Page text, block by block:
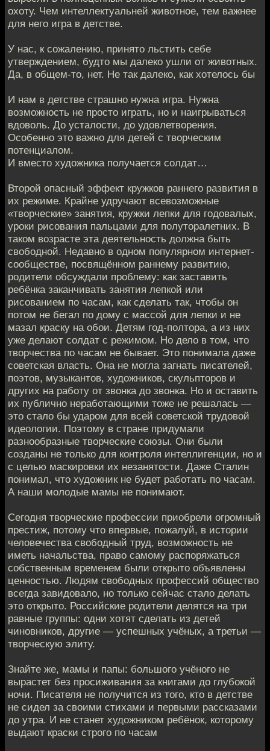
охоту. Чем интеллектуальней животное, тем важнее
для него игра в детстве.
У нас, к сожалению, принято льстить себе
утверждением, будто мы далеко ушли от животных.
Да, в общем-то, нет. Не так далеко, как хотелось бы
И нам в детстве страшно нужна игра. Нужна
возможность не просто играть, но и наигрываться
вдоволь. До усталости, до удовлетворения.
Особенно это важно для детей с творческим
потенциалом.
И вместо художника получается солдат…
Второй опасный эффект кружков раннего развития в
их режиме. Крайне удручают всевозможные
«творческие» занятия, кружки лепки для годовалых,
уроки рисования пальцами для полуторалетних. В
таком возрасте эта деятельность должна быть
свободной. Недавно в одном популярном интернет-
сообществе, посвящённом раннему развитию,
родители обсуждали проблему: как заставить
ребёнка заканчивать занятия лепкой или
рисованием по часам, как сделать так, чтобы он
потом не бегал по дому с массой для лепки и не
мазал краску на обои. Детям год-полтора, а из них
уже делают солдат с режимом. Но дело в том, что
творчества по часам не бывает. Это понимала даже
советская власть. Она не могла загнать писателей,
поэтов, музыкантов, художников, скульпторов и
других на работу от звонка до звонка. Но и оставить
их публично неработающими тоже не решалась —
это стало бы ударом для всей советской трудовой
идеологии. Поэтому в стране придумали
разнообразные творческие союзы. Они были
созданы не только для контроля интеллигенции, но и
с целью маскировки их незанятости. Даже Сталин
понимал, что художник не будет работать по часам.
А наши молодые мамы не понимают.
Сегодня творческие профессии приобрели огромный
престиж, потому что впервые, пожалуй, в истории
человечества свободный труд, возможность не
иметь начальства, право самому распоряжаться
собственным временем были открыто объявлены
ценностью. Людям свободных профессий общество
всегда завидовало, но только сейчас стало делать
это открыто. Российские родители делятся на три
равные группы: одни хотят сделать из детей
чиновников, другие — успешных учёных, а третьи —
творческую элиту.
Знайте же, мамы и папы: большого учёного не
вырастет без просиживания за книгами до глубокой
ночи. Писателя не получится из того, кто в детстве
не сидел за своими стихами и первыми рассказами
до утра. И не станет художником ребёнок, которому
выдают краски строго по часам